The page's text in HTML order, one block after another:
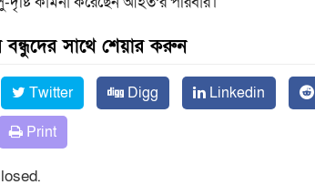
সাথে শেয়ার করুন
Twitter Digg Linkedin
Print